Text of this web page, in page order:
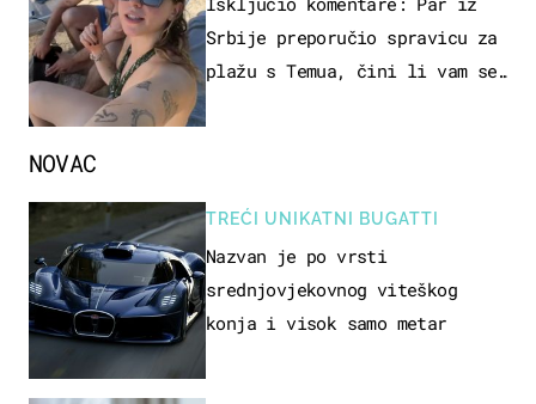
Srbije preporučio spravicu za
plažu s Temua, čini li vam se
NOVAC
TREĆI UNIKATNI BUGATTI
Nazvan je po vrsti
srednjovjekovnog viteškog
konja i visok samo metar